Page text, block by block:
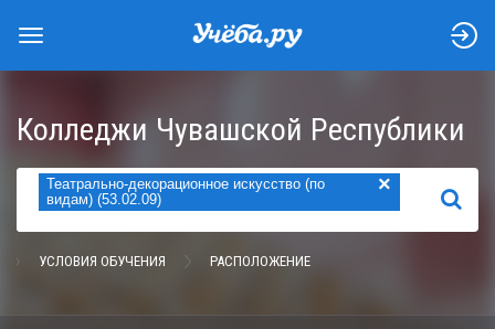
Колледжи Чувашской Республики
Театрально-декорационное искусство (по
видам) (53.02.09)
×
НАЙТИ
УСЛОВИЯ ОБУЧЕНИЯ РАСПОЛОЖЕНИЕ